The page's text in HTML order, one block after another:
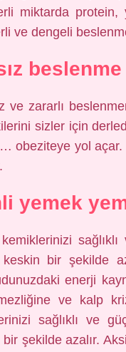
miktarda
ve dengeli
ve zararlı
sizler için
obeziteye yol
yemek
keskin bir şekilde
enerji
ve kalp
sağlıklı ve
bir şekilde azalır.